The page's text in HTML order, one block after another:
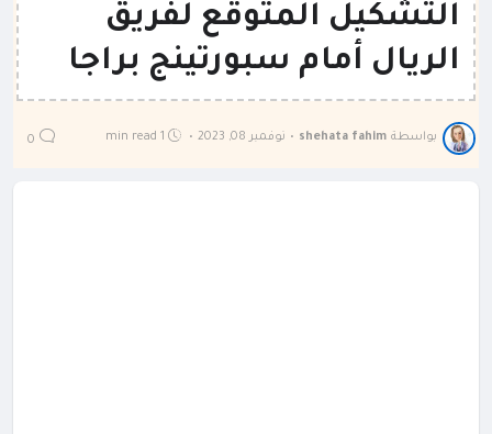
التشكيل المتوقع لفريق
الريال أمام سبورتينج براجا
بواسطة shehata fahim
• نوفمبر 08, 2023 •
1 min read
0